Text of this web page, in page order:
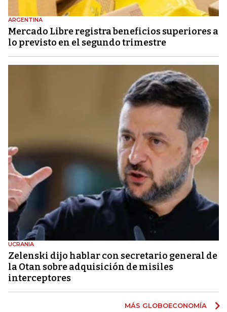
ARGENTINA
Mercado Libre registra beneficios superiores a
lo previsto en el segundo trimestre
UCRANIA
Zelenski dijo hablar con secretario general de
la Otan sobre adquisición de misiles
interceptores
MÁS GLOBOECONOMÍA